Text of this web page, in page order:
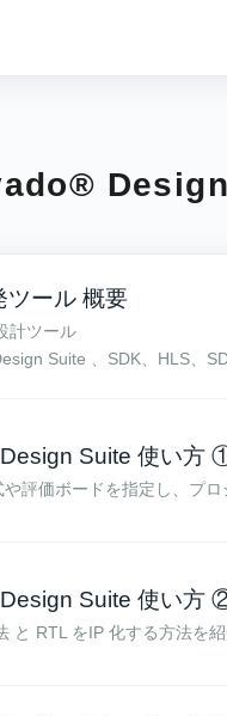
ツール 概要
計ツール
Suite 、SDK、HLS、
Suite 使い方
や評価ボードを指定し、プ
Suite 使い方
と RTL をIP 化する方法を